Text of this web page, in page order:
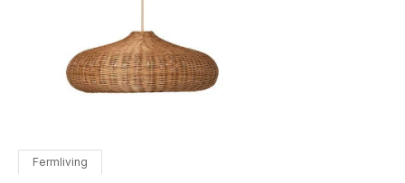
Fermliving